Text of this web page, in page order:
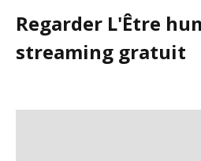
Regarder L'Être
streaming gratuit